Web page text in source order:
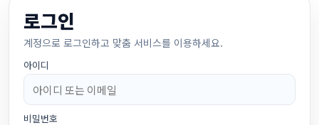
로그인
계정으로 로그인하고 맞춤 서비스를 이용하세요.
아이디
비밀번호